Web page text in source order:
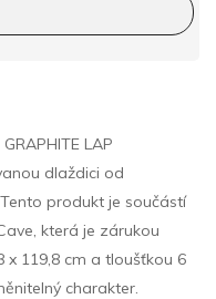
LAP
dlaždici od
produkt je součástí
která je zárukou
x 119,8 cm a tloušťkou 6
charakter.